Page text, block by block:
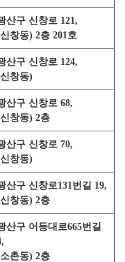
산구 신창로 121,
창동) 2층 201호
산구 신창로 124,
창동)
산구 신창로 68,
창동) 2층
산구 신창로 70,
창동)
산구 신창로131번길 19,
창동) 2층
산구 어등대로665번길
촌동) 2층